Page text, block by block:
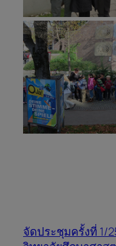
จัดประชุมครั้งที่ 1/